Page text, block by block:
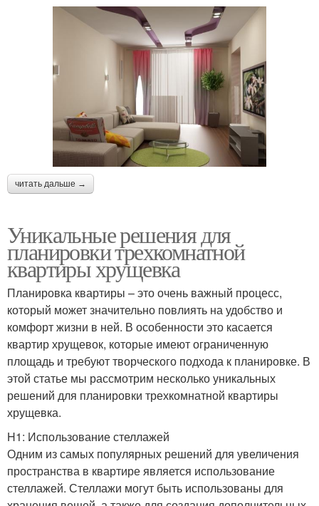
читать дальше →
Уникальные решения для
планировки трехкомнатной
квартиры хрущевка
Планировка квартиры – это очень важный процесс,
который может значительно повлиять на удобство и
комфорт жизни в ней. В особенности это касается
квартир хрущевок, которые имеют ограниченную
площадь и требуют творческого подхода к планировке. В
этой статье мы рассмотрим несколько уникальных
решений для планировки трехкомнатной квартиры
хрущевка.
H1: Использование стеллажей
Одним из самых популярных решений для увеличения
пространства в квартире является использование
стеллажей. Стеллажи могут быть использованы для